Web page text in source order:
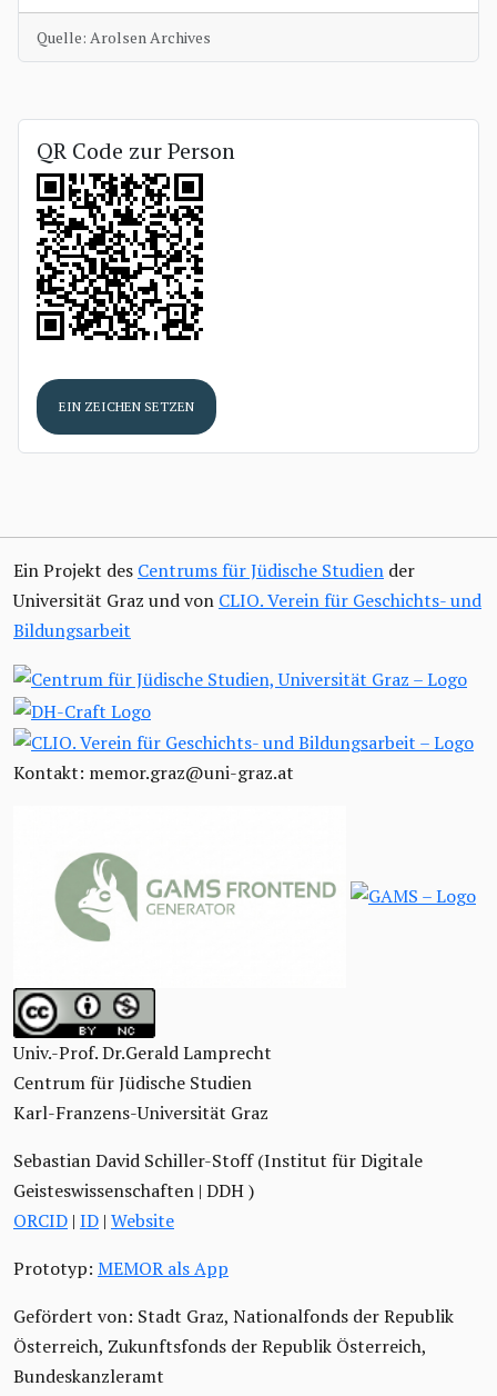
Quelle: Arolsen Archives
QR Code zur Person
EIN ZEICHEN SETZEN
Ein Projekt des Centrums für Jüdische Studien der
Universität Graz und von CLIO. Verein für Geschichts- und
Bildungsarbeit
Kontakt: memor.graz@uni-graz.at
Univ.-Prof. Dr.Gerald Lamprecht
Centrum für Jüdische Studien
Karl-Franzens-Universität Graz
Sebastian David Schiller-Stoff (Institut für Digitale
Geisteswissenschaften | DDH )
ORCID | ID | Website
Prototyp: MEMOR als App
Gefördert von: Stadt Graz, Nationalfonds der Republik
Österreich, Zukunftsfonds der Republik Österreich,
Bundeskanzleramt